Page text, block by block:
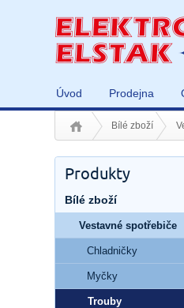
Úvod Prodejna
Bílé zboží
Produkty
Bílé zboží
Vestavné spotřebiče
Chladničky
Myčky
Trouby